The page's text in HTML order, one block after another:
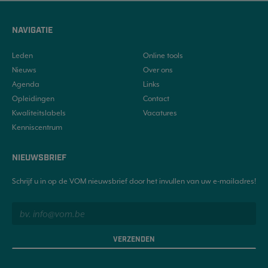
NAVIGATIE
Leden
Nieuws
Agenda
Opleidingen
Kwaliteitslabels
Kenniscentrum
Online tools
Over ons
Links
Contact
Vacatures
NIEUWSBRIEF
Schrijf u in op de VOM nieuwsbrief door het invullen van uw e-mailadres!
VERZENDEN